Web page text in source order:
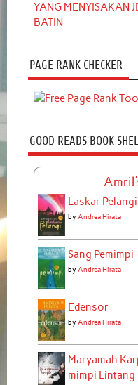
YANG MENYISAKAN
BATIN
PAGE RANK CHECKER
GOOD READS BOOK
Laskar Pelangi
by Andrea Hirata
Sang Pemimpi
by Andrea Hirata
Edensor
by Andrea Hirata
Maryamah
mimpi Lintang